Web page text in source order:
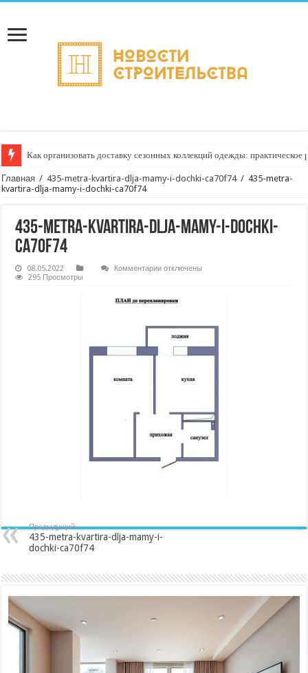
Как организовать доставку сезонных коллекций одежды: практическое
Главная / 435-metra-kvartira-dlja-mamy-i-dochki-ca70f74 / 435-metra-
kvartira-dlja-mamy-i-dochki-ca70f74
435-metra-kvartira-dlja-mamy-i-dochki-
ca70f74
08.05.2022 Комментариик
kvartira-
i-
dochki-
ca70f74
отключены
295 Просмотры
Предыдущий
435-metra-kvartira-dlja-mamy-i-
dochki-ca70f74